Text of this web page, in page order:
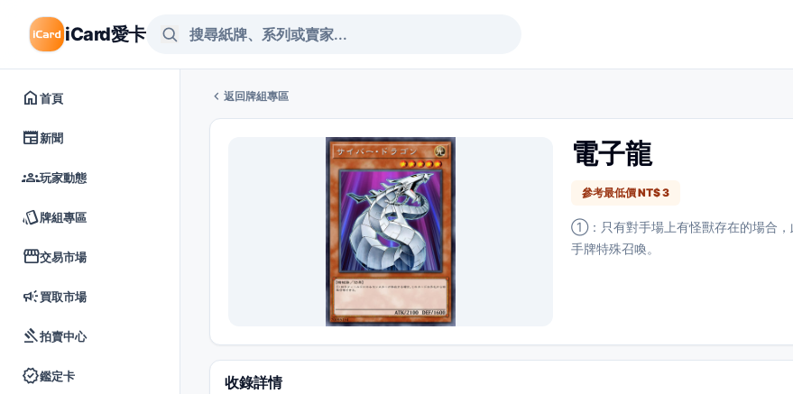
iCard愛卡
home首頁
newspaper新聞
groups玩家動態
style牌組專區
storefront交易市場
campaign買取市場
gavel拍賣中心
verified鑑定卡
chevron_left 返回牌組專區
電子龍
參考最低價 NT$ 3
①：只有對手場上有怪獸存在的場合，
手牌特殊召喚。
收錄詳情